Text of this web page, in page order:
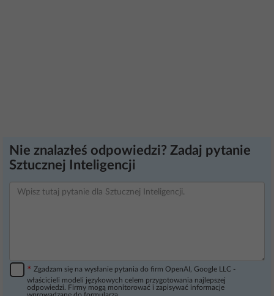
Nie znalazłeś odpowiedzi? Zadaj pytanie
Sztucznej Inteligencji
* Zgadzam się na wysłanie pytania do firm OpenAI, Google LLC -
właścicieli modeli językowych celem przygotowania najlepszej
odpowiedzi. Firmy mogą monitorować i zapisywać informacje